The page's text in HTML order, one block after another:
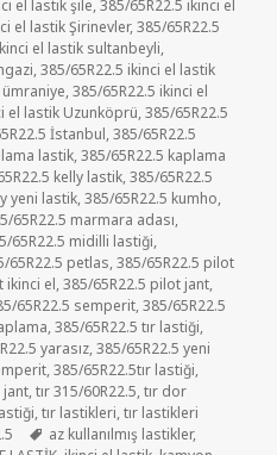
el lastik şile,385/65R22.5 ikinci el
el lastik Şirinevler,385/65R22.5
el lastik sultanbeyli,
,385/65R22.5 ikinci el lastik
,385/65R22.5 ikinci el
el lastik Uzunköprü,385/65R22.5
İstanbul,385/65R22.5
lastik,385/65R22.5 kaplama
kelly lastik,385/65R22.5
yeni lastik,385/65R22.5 kumho,
65R22.5 marmara adası,
65R22.5 midilli lastiği,
65R22.5 petlas,385/65R22.5 pilot
ikinci el,385/65R22.5 pilot jant,
65R22.5 semperit,385/65R22.5
,385/65R22.5 tır lastiği,
yarasız,385/65R22.5 yeni
,385/65R22.5tır lastiği,
jant,tır 315/60R22.5,tır dor
,tır lastikleri,tır lastikleri
Etiketler
az kullanılmış lastikler,